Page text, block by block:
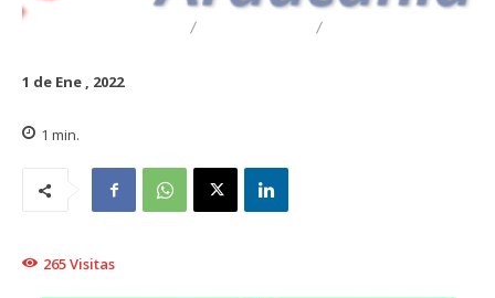
1 de Ene , 2022
1 min.
265Visitas